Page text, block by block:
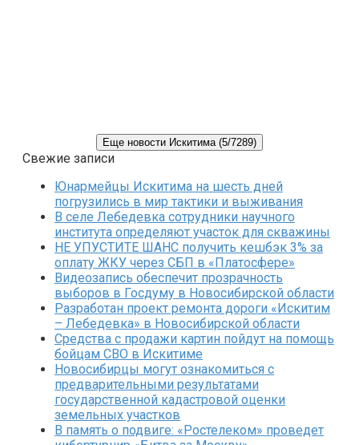
Еще новости Искитима (5/7289)
Свежие записи
Юнармейцы Искитима на шесть дней
погрузились в мир тактики и выживания
В селе Лебедевка сотрудники научного
института определяют участок для скважины
НЕ УПУСТИТЕ ШАНС получить кешбэк 3% за
оплату ЖКУ через СБП в «Платосфере»
Видеозапись обеспечит прозрачность
выборов в Госдуму в Новосибирской области
Разработан проект ремонта дороги «Искитим
– Лебедевка» в Новосибирской области
Средства с продажи картин пойдут на помощь
бойцам СВО в Искитиме
Новосибирцы могут ознакомиться с
предварительными результатами
государственной кадастровой оценки
земельных участков
В память о подвиге: «Ростелеком» проведет